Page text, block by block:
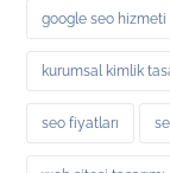
google seo hizmeti
kurumsal kimlik
seo fiyatları